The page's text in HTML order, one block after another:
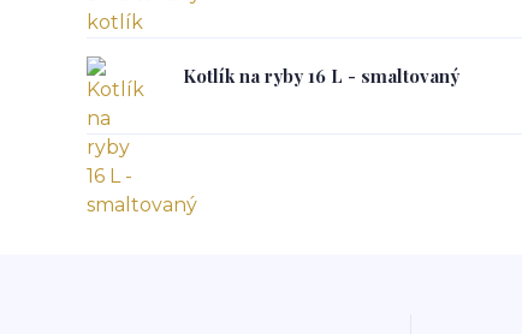
Kotlík na ryby 16 L - smaltovaný